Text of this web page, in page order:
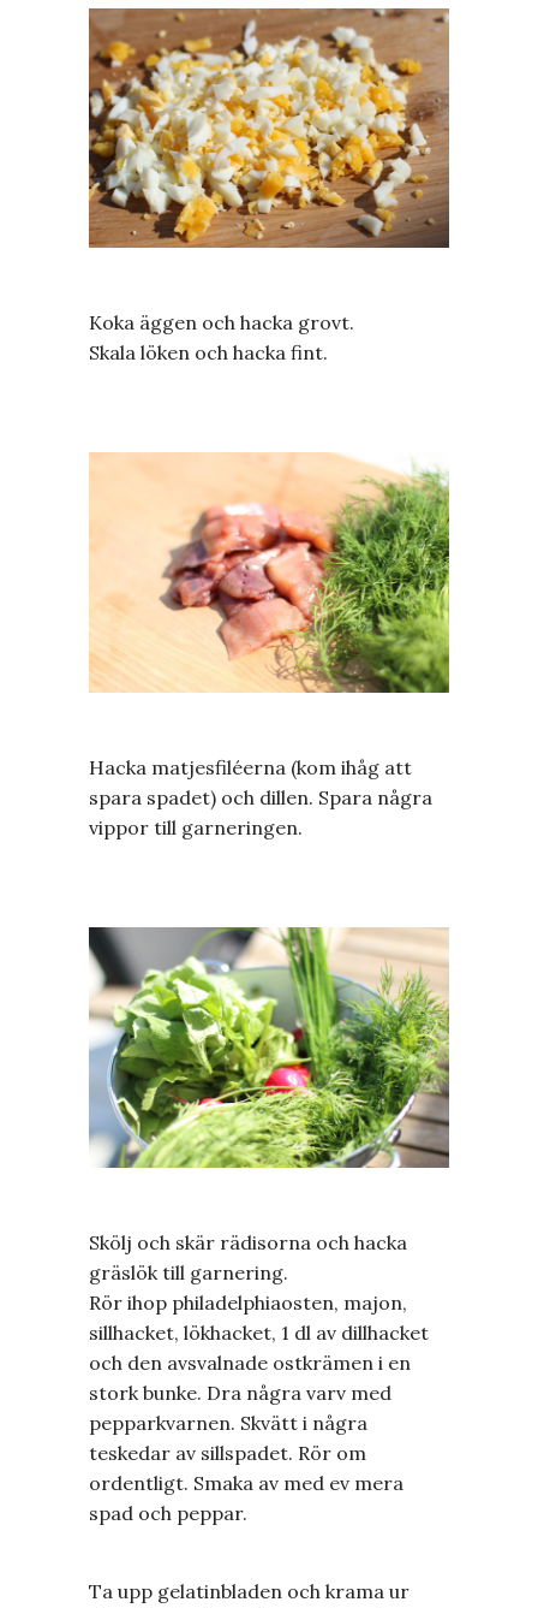
Koka äggen och hacka grovt.
Skala löken och hacka fint.
Hacka matjesfiléerna (kom ihåg att
spara spadet) och dillen. Spara några
vippor till garneringen.
Skölj och skär rädisorna och hacka
gräslök till garnering.
Rör ihop philadelphiaosten, majon,
sillhacket, lökhacket, 1 dl av dillhacket
och den avsvalnade ostkrämen i en
stork bunke. Dra några varv med
pepparkvarnen. Skvätt i några
teskedar av sillspadet. Rör om
ordentligt. Smaka av med ev mera
spad och peppar.
Ta upp gelatinbladen och krama ur